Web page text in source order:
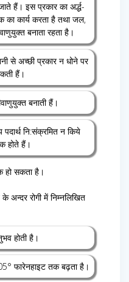
हैं। इस प्रकार का अर्द्ध-
का कार्य करता है तथा जल,
बनाता रहता है।
से अच्छी प्रकार न धोने पर
हैं।
बनाती हैं।
पदार्थ नि:संक्रमित न किये
होते हैं।
हो सकता है।
रोगी में निम्नलिखित
होती है।
फारेनहाइट तक बढ़ता है।